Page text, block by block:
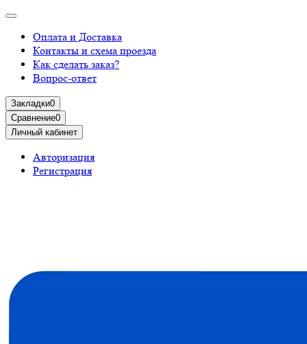
Оплата и Доставка
Контакты и схема проезда
Как сделать заказ?
Вопрос-ответ
Закладки0
Сравнение0
Личный кабинет
Авторизация
Регистрация